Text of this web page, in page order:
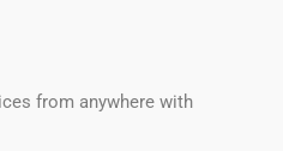
from anywhere with